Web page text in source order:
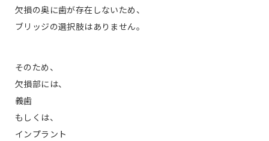
欠損の奥に歯が存在しないため、
ブリッジの選択肢はありません。
そのため、
欠損部には、
義歯
もしくは、
インプラント